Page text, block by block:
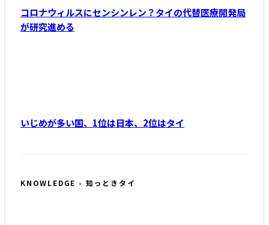
コロナウィルスにセンシンレン？タイの代替医療開発局
が研究進める
いじめが多い国、1位は日本、2位はタイ
KNOWLEDGE - 知っときタイ